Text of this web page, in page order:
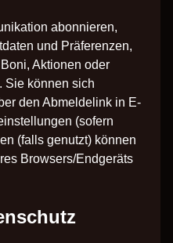
abonnieren,
und Präferenzen,
Aktionen oder
Sie können sich
den Abmeldelink in E-
(sofern
(falls genutzt) können
Browsers/Endgeräts